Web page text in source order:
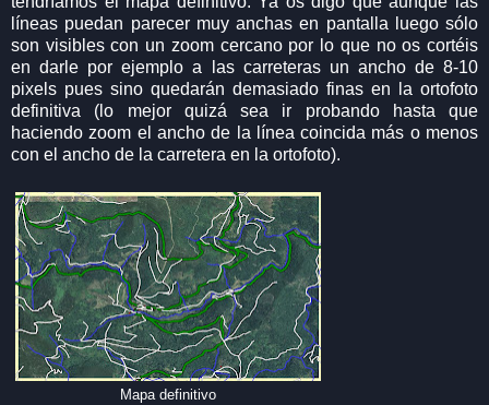
líneas puedan parecer muy anchas en pantalla luego sólo
son visibles con un zoom cercano por lo que no os cortéis
en darle por ejemplo a las carreteras un ancho de 8-10
pixels pues sino quedarán demasiado finas en la ortofoto
definitiva (lo mejor quizá sea ir probando hasta que
haciendo zoom el ancho de la línea coincida más o menos
con el ancho de la carretera en la ortofoto).
Mapa definitivo